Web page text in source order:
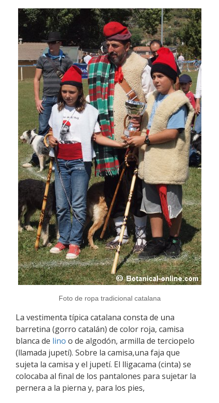
Foto de ropa tradicional catalana
La vestimenta típica catalana consta de una
barretina (gorro catalán) de color roja, camisa
blanca de lino o de algodón, armilla de terciopelo
(llamada jupetí). Sobre la camisa,una faja que
sujeta la camisa y el jupetí. El lligacama (cinta) se
colocaba al final de los pantalones para sujetar la
pernera a la pierna y, para los pies,